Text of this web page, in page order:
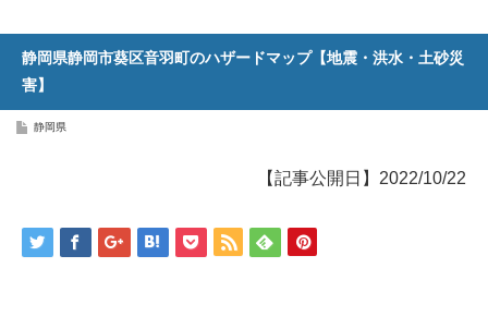
静岡県静岡市葵区音羽町のハザードマップ【地震・洪水・土砂災
害】
静岡県
【記事公開日】2022/10/22